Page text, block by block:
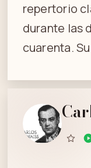
repertorio
durante las
cuarenta.